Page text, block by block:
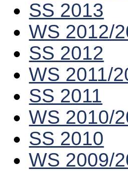
SS 2013
WS 2012/
SS 2012
WS 2011/
SS 2011
WS 2010/
SS 2010
WS 2009/